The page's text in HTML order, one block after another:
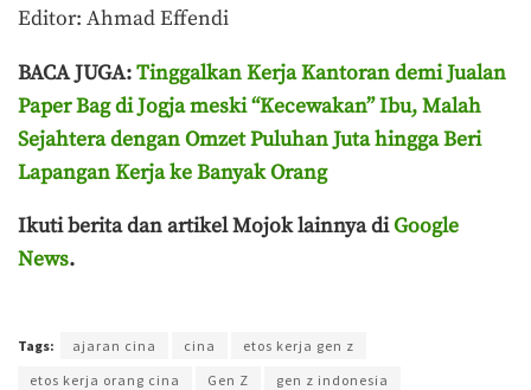
Editor: Ahmad Effendi
BACA JUGA:Tinggalkan Kerja Kantoran demi Jualan
Paper Bag di Jogja meski “Kecewakan” Ibu, Malah
Sejahtera dengan Omzet Puluhan Juta hingga Beri
Lapangan Kerja ke Banyak Orang
Ikuti berita dan artikel Mojok lainnya diGoogle
News.
Tags: ajaran cina cina
etos kerja gen z
etos kerja orang cina
Gen Z
gen z indonesia